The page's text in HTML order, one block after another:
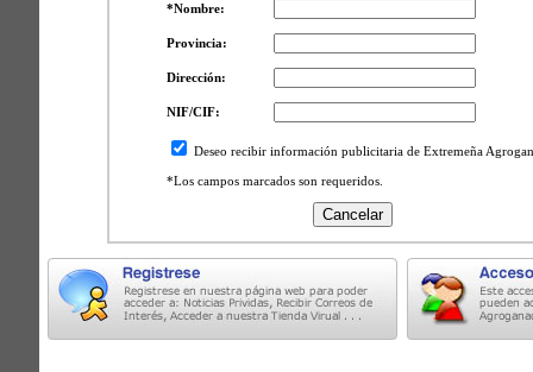
*Nombre:
Provincia:
Dirección:
NIF/CIF:
Deseo recibir información publicitaria de Extremeña
*Los campos marcados son requeridos.